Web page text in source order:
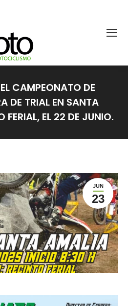
CAMPEONATO DE
DE TRIAL EN SANTA
FERIAL, EL 22 DE JUNIO.
JUN
23